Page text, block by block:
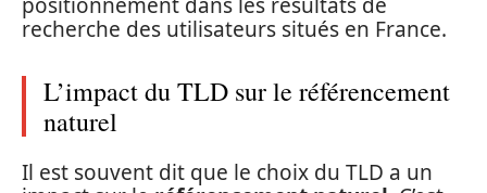
recherche des utilisateurs situés en France.
L’impact du TLD sur le référencement
naturel
Il est souvent dit que le choix du TLD a un